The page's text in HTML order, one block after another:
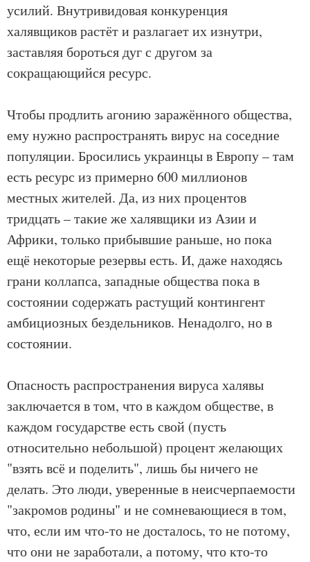
усилий. Внутривидовая конкуренция
халявщиков растёт и разлагает их изнутри,
заставляя бороться дуг с другом за
сокращающийся ресурс.
Чтобы продлить агонию заражённого общества,
ему нужно распространять вирус на соседние
популяции. Бросились украинцы в Европу – там
есть ресурс из примерно 600 миллионов
местных жителей. Да, из них процентов
тридцать – такие же халявщики из Азии и
Африки, только прибывшие раньше, но пока
ещё некоторые резервы есть. И, даже находясь
грани коллапса, западные общества пока в
состоянии содержать растущий контингент
амбициозных бездельников. Ненадолго, но в
состоянии.
Опасность распространения вируса халявы
заключается в том, что в каждом обществе, в
каждом государстве есть свой (пусть
относительно небольшой) процент желающих
"взять всё и поделить", лишь бы ничего не
делать. Это люди, уверенные в неисчерпаемости
"закромов родины" и не сомневающиеся в том,
что, если им что-то не досталось, то не потому,
что они не заработали, а потому, что кто-то